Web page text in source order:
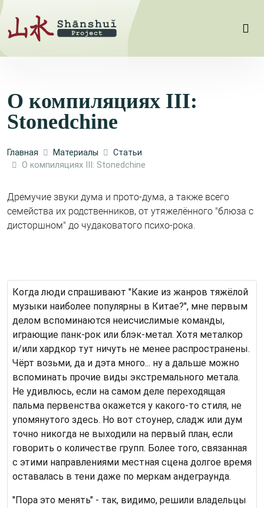
О компиляциях III:
Stonedchine
Главная Материалы
Статьи
О компиляциях III: Stonedchine
Дремучие звуки дума и прото-дума, а также всего
семейства их родственников, от утяжелённого "блюза с
дисторшном" до чудаковатого психо-рока.
Когда люди спрашивают "Какие из жанров тяжёлой
музыки наиболее популярны в Китае?", мне первым
делом вспоминаются неисчислимые команды,
играющие панк-рок или блэк-метал. Хотя металкор
и/или хардкор тут ничуть не менее распространены.
Чёрт возьми, да и дэта много... ну а дальше можно
вспоминать прочие виды экстремального метала.
Не удивлюсь, если на самом деле переходящая
пальма первенства окажется у какого-то стиля, не
упомянутого здесь. Но вот стоунер, сладж или дум
точно никогда не выходили на первый план, если
говорить о количестве групп. Более того, связанная
с этими направлениями местная сцена долгое время
оставалась в тени даже по меркам андеграунда.
"Пора это менять" - так, видимо, решили владельцы